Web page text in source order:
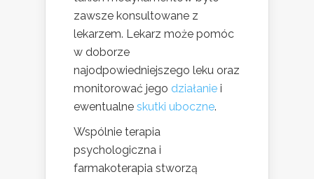
zawsze konsultowane z
lekarzem. Lekarz może pomóc
w doborze
najodpowiedniejszego leku oraz
monitorować jego działanie i
ewentualne skutki uboczne.
Wspólnie terapia
psychologiczna i
farmakoterapia stworzą